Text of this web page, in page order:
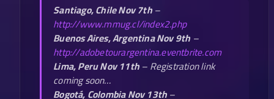
Santiago, Chile Nov 7th–
http://www.mmug.cl/index2.php
Buenos Aires, Argentina Nov 9th –
http://adobetourargentina.eventbrite.com
Lima, Peru Nov 11th–Registration link
coming soon…
Bogotá, Colombia Nov 13th–